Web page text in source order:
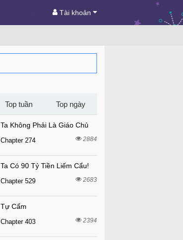
Tài khoản
Top tuần Top ngày
Ta Không Phải Là Giáo Chủ
Chapter 274 2884
Ta Có 90 Tỷ Tiền Liếm Cẩu!
Chapter 529 2683
Tự Cẩm
Chapter 403 2394